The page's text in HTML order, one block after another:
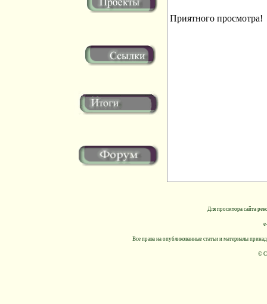
Приятного просмотра!
Для просмтора сайта
Все права на опубликованные статьи и материалы
©